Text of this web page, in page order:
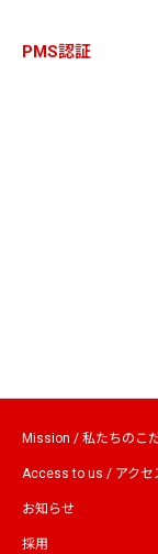
PMS認証
Mission / 私たちのこ
Access to us / アクセ
お知らせ
採用